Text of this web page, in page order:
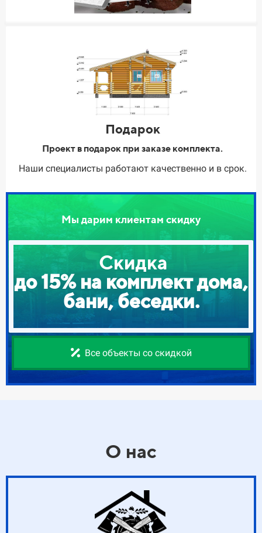
Подарок
Проект в подарок при заказе комплекта.
Наши специалисты работают качественно и в срок.
Мы дарим клиентам скидку
Скидка
до 15% на комплект дома,
бани, беседки.
Все объекты со скидкой
О нас